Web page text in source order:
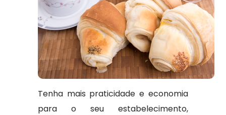
Tenha mais praticidade e economia
para o seu estabelecimento,